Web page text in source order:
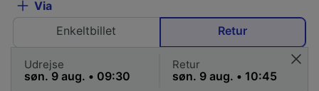
Via
Enkeltbillet
Retur
Udrejse Retur